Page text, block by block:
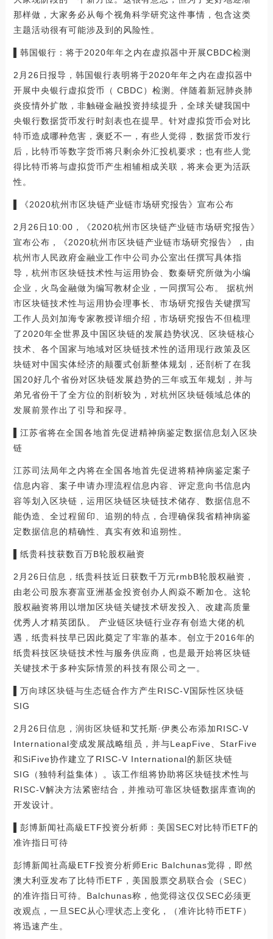
那样做，大家务必从每个视角科学研究这件事情，包含这类
主题活动很有可能涉及到的风险性。
▌韩国银行：将于2020年年之内在虚拟器中开展CBDC检测
2月26日报导，韩国银行表明将于2020年年之内在虚拟器中
开展中央银行虚拟货币（ CBDC）检测。伴随着新冠肺炎肺
炎疫情外扩散，非触碰金融投资持续提升，全球关键我国中
央银行数据货币发行时刻表也在提早。针对虚拟货币会对比
特币造成哪种危害，褒贬不一，有些人觉得，数据货币发行
后，比特币等数字货币将只剩余外汇投机要求；也有些人觉
得比特币将与虚拟货币产生相辅相成关联，将来会更为活跃
性。
▌《2020杭州市区块链产业链市场研究报告》宣布公布
2月26日10:00，《2020杭州市区块链产业链市场研究报告》
宣布公布，《2020杭州市区块链产业链市场研究报告》，由
杭州市人民政府金融业工作中公司办公室出任撰写具体指
导，杭州市区块链技术性与运用协会、数秦研究所做为小编
企业，火鸟金融做为编写教材企业，一同撰写公布。 据杭州
市区块链技术性与运用协会理事长、市场研究报告关键撰写
工作人员刘加海专家教授详细介绍，市场研究报告不但梳理
了2020年全世界及中国区块链的发展趋势状况、区块链核心
技术、各个国家与地域对区块链技术性的适用现行政策及区
块链对中国实体经济的颠覆式创新整体规划，还剖析了在我
国20好几个省份对区块链发展趋势的三年或五年规划，并与
弟兄省份干了全方位的剖析较为，对杭州区块链领域总体的
发展前景作出了引导和探寻。
▌江苏省将在全国各地首先促进精神病鉴定数据信息划入区块
链
江苏司法局年之内将在全国各地首先促进将精神病鉴定案子
信息内容、案子申请办理流程信息内容、评定意向书信息内
容等划入区块链，运用区块链区块链技术储存、数据信息不
能伪造、全过程留印、追朔的特点，合理确保我省精神病鉴
定数据信息的精确性、真实有效和追朔性。
▌纸贵科技获数百万B轮股权融资
2月26日信息，纸贵科技近日获数千万元rmbB轮股权融资，
由老公司股东赛富亚洲基金投资创办人阎焱不断加仓。这轮
股权融资将用以增加区块链关键技术研发投入、改建高质量
优秀人才精英团队。 产业链区块链行业存有创造大佬的机
遇，纸贵科技早已因此奠定了牢靠的基本。创立于2016年的
纸贵科技区块链技术性与服务供应商，也是最开始将区块链
关键技术于多种实际情景的科技有限公司之一。
▌万向球区块链与生态链合作方产生RISC-V国际性区块链
SIG
2月26日信息，润街区块链和艾托斯·伊奥公布添加RISC-V
International变成发展战略组员，并与LeapFive、StarFive
和SiFive协作建立了RISC-V International的新区块链
SIG（独特利益集体）。该工作组将协助将区块链技术性与
RISC-V解决方法紧密结合，并推动可靠区块链数据库查询的
开发设计。
▌彭博新闻社高級ETF投资分析师：美国SEC对比特币ETF的
准许指日可待
彭博新闻社高級ETF投资分析师Eric Balchunas觉得，即然
澳大利亚发布了比特币ETF，美国股票交易联合会（SEC）
的准许指日可待。Balchunas称，他觉得这仅仅SEC必须更
改观点，一旦SEC从心理状态上变化，（准许比特币ETF）
将迅速产生。